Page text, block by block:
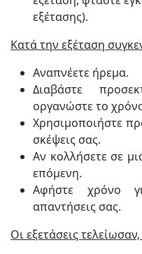
εξέτασης).
Κατά την εξέταση
Αναπνέετε ήρεμα.
Διαβάστε
οργανώστε το
Χρησιμοποιήστε
σκέψεις σας.
Αν κολλήσετε σε
επόμενη.
Αφήστε χρόνο
απαντήσεις σας.
Οι εξετάσεις